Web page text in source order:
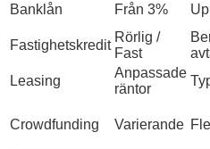
Banklån
Från 3%
Fastighetskredit
Rörlig /
Fast
Leasing
Anpassade
räntor
Crowdfunding Varierande